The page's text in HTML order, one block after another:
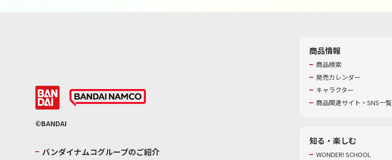
©BANDAI
バンダイナムコグループのご紹介
商品情報
商品検索
発売カレンダー
キャラクター
商品関連サイト・SNS一覧
知る・楽しむ
WONDER! SCHOOL